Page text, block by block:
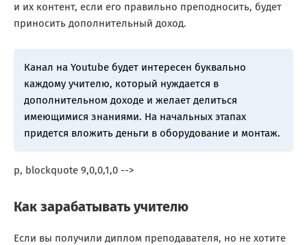
и их контент, если его правильно преподносить, будет
приносить дополнительный доход.
Канал на Youtube будет интересен буквально
каждому учителю, который нуждается в
дополнительном доходе и желает делиться
имеющимися знаниями. На начальных этапах
придется вложить деньги в оборудование и монтаж.
p, blockquote 9,0,0,1,0 -->
Как зарабатывать учителю
Если вы получили диплом преподавателя, но не хотите